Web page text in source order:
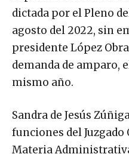
dictada por el Pleno
agosto del 2022, sin
presidente López
demanda de amparo,
mismo año.
Sandra de Jesús
funciones del Juzgado
Materia